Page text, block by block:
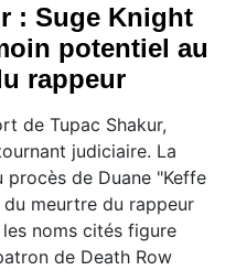
: Suge Knight
potentiel au
rappeur
de Tupac Shakur,
judiciaire. La
de Duane "Keffe
du meurtre du rappeur
noms cités figure
de Death Row